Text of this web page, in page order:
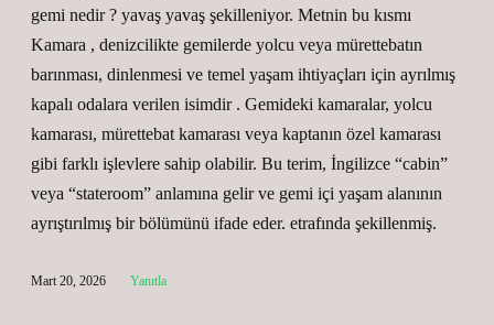
gemi nedir ? yavaş yavaş şekilleniyor. Metnin bu kısmı
Kamara , denizcilikte gemilerde yolcu veya mürettebatın
barınması, dinlenmesi ve temel yaşam ihtiyaçları için ayrılmış
kapalı odalara verilen isimdir . Gemideki kamaralar, yolcu
kamarası, mürettebat kamarası veya kaptanın özel kamarası
gibi farklı işlevlere sahip olabilir. Bu terim, İngilizce “cabin”
veya “stateroom” anlamına gelir ve gemi içi yaşam alanının
ayrıştırılmış bir bölümünü ifade eder. etrafında şekillenmiş.
Mart 20, 2026 Yanıtla